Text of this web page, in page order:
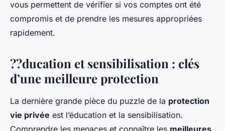
vous permettent de vérifier si vos comptes ont été
compromis et de prendre les mesures appropriées
rapidement.
??ducation et sensibilisation : clés
d’une meilleure protection
La dernière grande pièce du puzzle de la protection
vie privée est l’éducation et la sensibilisation.
Comprendre les menaces et connaître les meilleures